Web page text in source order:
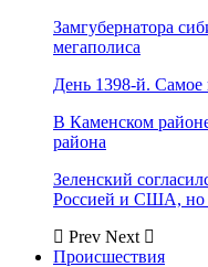
Замгубернатора
мегаполиса
День 1398-й. Самое
В Каменском
района
Зеленский
Россией и США, но
Prev Next
Происшествия